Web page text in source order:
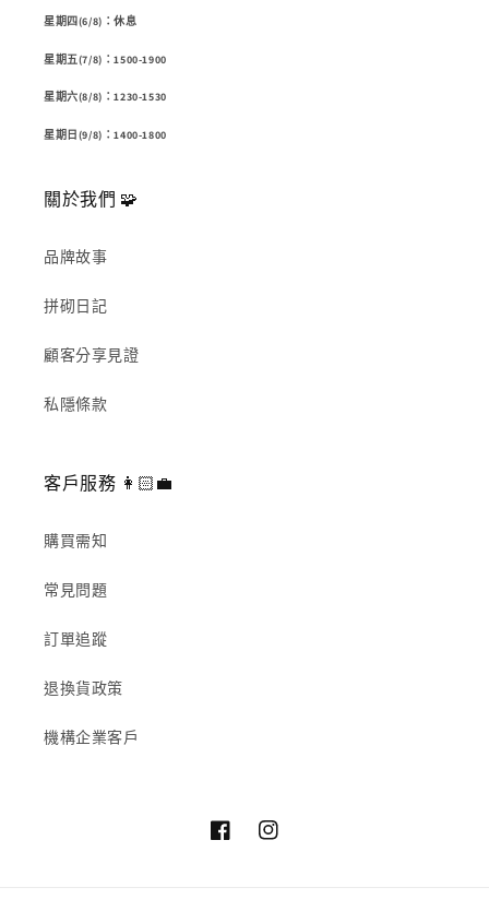
星期四(6/8)：休息
星期五(7/8)：1500-1900
星期六(8/8)：1230-1530
星期日(9/8)：1400-1800
關於我們 🧩
品牌故事
拼砌日記
顧客分享見證
私隱條款
客戶服務 👩🏻‍💼
購買需知
常見問題
訂單追蹤
退換貨政策
機構企業客戶
FacebookInstagram